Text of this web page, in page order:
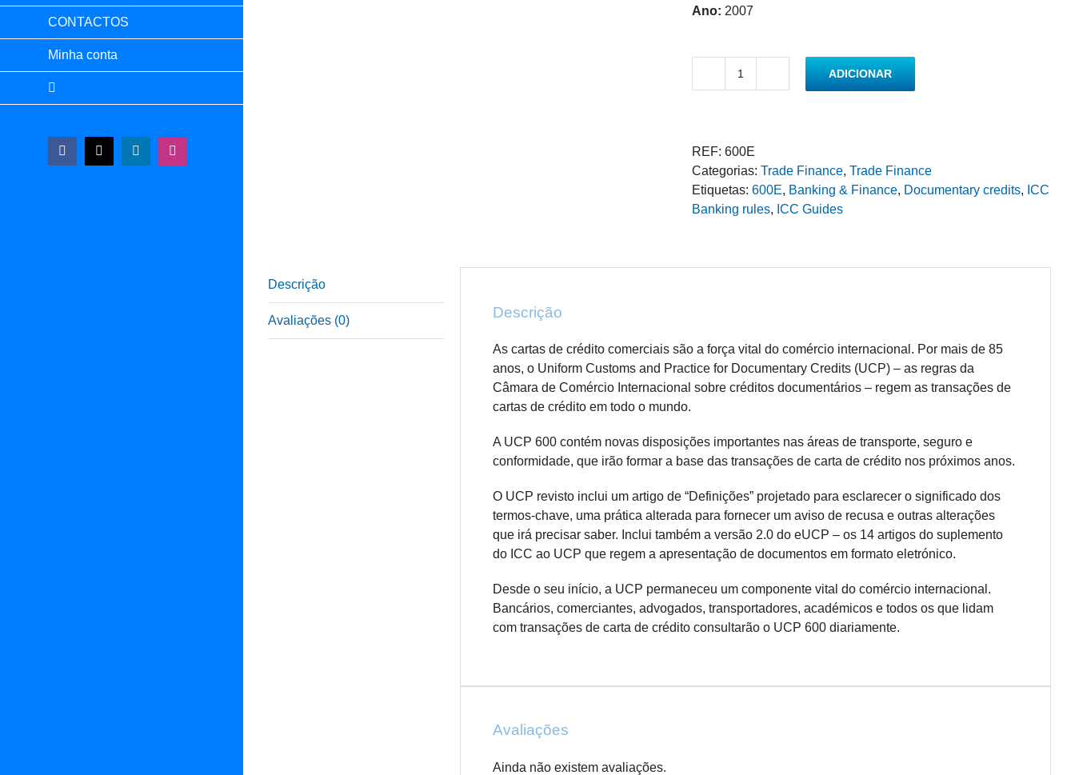
CONTACTOS
Minha conta
Facebook
X LinkedInInstagram
Ano: 2007
Quantidade
for
Documentary
Credits
ADICIONAR
REF: 600E
Categorias: Trade Finance, Trade Finance
Etiquetas: 600E, Banking & Finance, Documentary credits, ICC
Banking rules, ICC Guides
Descrição
Avaliações (0) Descrição
As cartas de crédito comerciais são a força vital do comércio internacional. Por mais de 85
anos, o Uniform Customs and Practice for Documentary Credits (UCP) – as regras da
Câmara de Comércio Internacional sobre créditos documentários – regem as transações de
cartas de crédito em todo o mundo.
A UCP 600 contém novas disposições importantes nas áreas de transporte, seguro e
conformidade, que irão formar a base das transações de carta de crédito nos próximos anos.
O UCP revisto inclui um artigo de “Definições” projetado para esclarecer o significado dos
termos-chave, uma prática alterada para fornecer um aviso de recusa e outras alterações
que irá precisar saber. Inclui também a versão 2.0 do eUCP – os 14 artigos do suplemento
do ICC ao UCP que regem a apresentação de documentos em formato eletrónico.
Desde o seu início, a UCP permaneceu um componente vital do comércio internacional.
Bancários, comerciantes, advogados, transportadores, académicos e todos os que lidam
com transações de carta de crédito consultarão o UCP 600 diariamente.
Avaliações
Ainda não existem avaliações.